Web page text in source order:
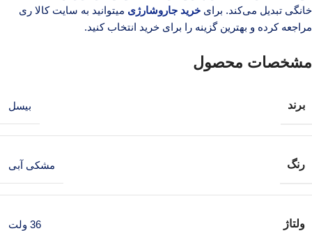
خانگی تبدیل می‌کند. برای خرید جاروشارژی میتوانید به سایت کالا ری
مراجعه کرده و بهترین گزینه را برای خرید انتخاب کنید.
مشخصات محصول
برند بیسل
رنگ مشکی آبی
ولتاژ 36 ولت